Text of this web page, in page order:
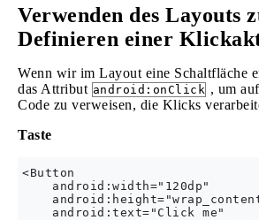
Verwenden des Layouts
Definieren einer
Wenn wir im Layout eine Schaltfläche
das Attribut android:onClick , um
Code zu verweisen, die Klicks
Taste
<Button
    android:width="120dp"
    android:text="Click me"